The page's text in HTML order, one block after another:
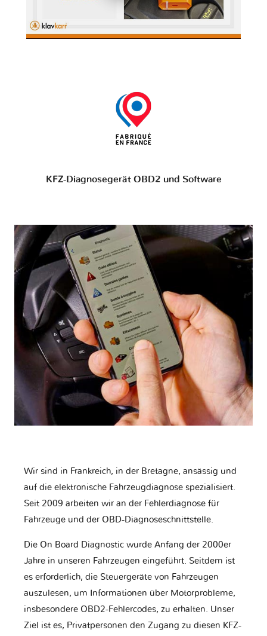
KFZ-Diagnosegerät OBD2 und Software
Wir sind in Frankreich, in der Bretagne, ansässig und
auf die elektronische Fahrzeugdiagnose spezialisiert.
Seit 2009 arbeiten wir an der Fehlerdiagnose für
Fahrzeuge und der OBD-Diagnoseschnittstelle.
Die On Board Diagnostic wurde Anfang der 2000er
Jahre in unseren Fahrzeugen eingeführt. Seitdem ist
es erforderlich, die Steuergeräte von Fahrzeugen
auszulesen, um Informationen über Motorprobleme,
insbesondere OBD2-Fehlercodes, zu erhalten. Unser
Ziel ist es, Privatpersonen den Zugang zu diesen KFZ-